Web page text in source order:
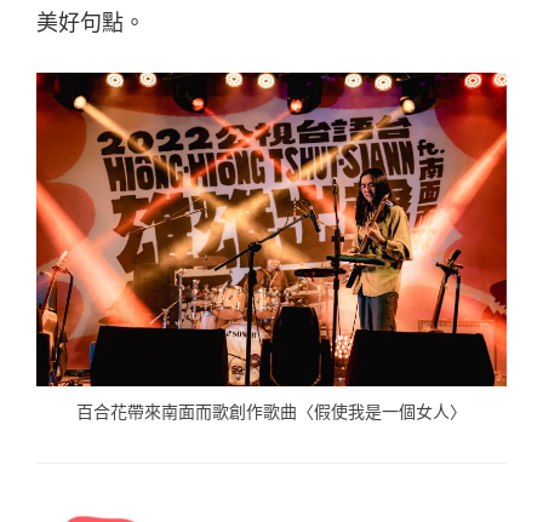
美好句點。
百合花帶來南面而歌創作歌曲〈假使我是一個女人〉